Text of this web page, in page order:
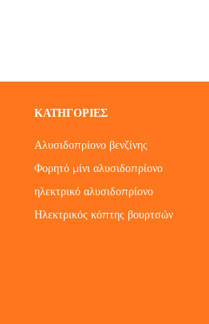
ΚΑΤΗΓΟΡΊΕΣ
Αλυσιδοπρίονο βενζίνης
Φορητό μίνι αλυσιδοπρίονο
ηλεκτρικό αλυσιδοπρίονο
Ηλεκτρικός κόπτης βουρτσών